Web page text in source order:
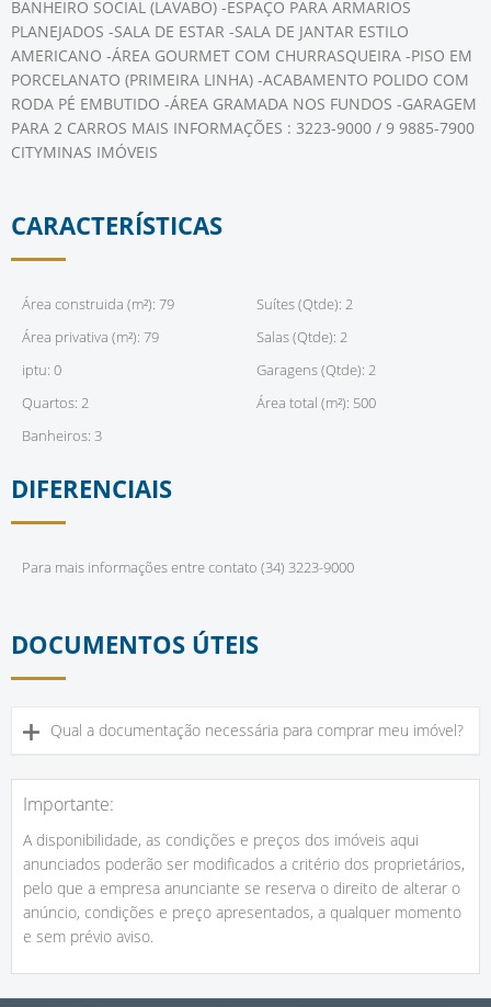
BANHEIRO SOCIAL (LAVABO) -ESPAÇO PARA ARMARIOS
PLANEJADOS -SALA DE ESTAR -SALA DE JANTAR ESTILO
AMERICANO -ÁREA GOURMET COM CHURRASQUEIRA -PISO EM
PORCELANATO (PRIMEIRA LINHA) -ACABAMENTO POLIDO COM
RODA PÉ EMBUTIDO -ÁREA GRAMADA NOS FUNDOS -GARAGEM
PARA 2 CARROS MAIS INFORMAÇÕES : 3223-9000 / 9 9885-7900
CITYMINAS IMÓVEIS
CARACTERÍSTICAS
Área construida (m²): 79
Área privativa (m²): 79
iptu: 0
Quartos: 2
Banheiros: 3
Suítes (Qtde): 2
Salas (Qtde): 2
Garagens (Qtde): 2
Área total (m²): 500
DIFERENCIAIS
Para mais informações entre contato (34) 3223-9000
DOCUMENTOS ÚTEIS
Qual a documentação necessária para comprar meu imóvel?
Importante:
A disponibilidade, as condições e preços dos imóveis aqui
anunciados poderão ser modificados a critério dos proprietários,
pelo que a empresa anunciante se reserva o direito de alterar o
anúncio, condições e preço apresentados, a qualquer momento
e sem prévio aviso.